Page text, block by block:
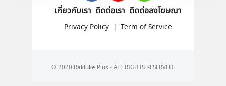
เกี่ยวกับเรา ติดต่อเรา ติดต่อลงโฆษณา
Privacy Policy | Term of Service
© 2020 Rakluke Plus - ALL RIGHTS RESERVED.